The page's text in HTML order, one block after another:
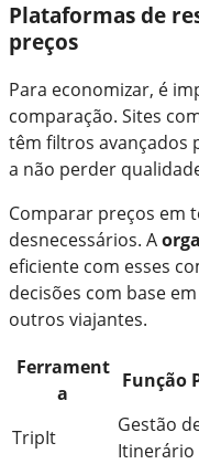
Plataformas de
preços
Para economizar, é
comparação. Sites
têm filtros avançados
a não perder
Comparar preços em
desnecessários. A
eficiente com esses
decisões com base
outros viajantes.
Ferrament
a
Função
TripIt
Gestão
Itinerário